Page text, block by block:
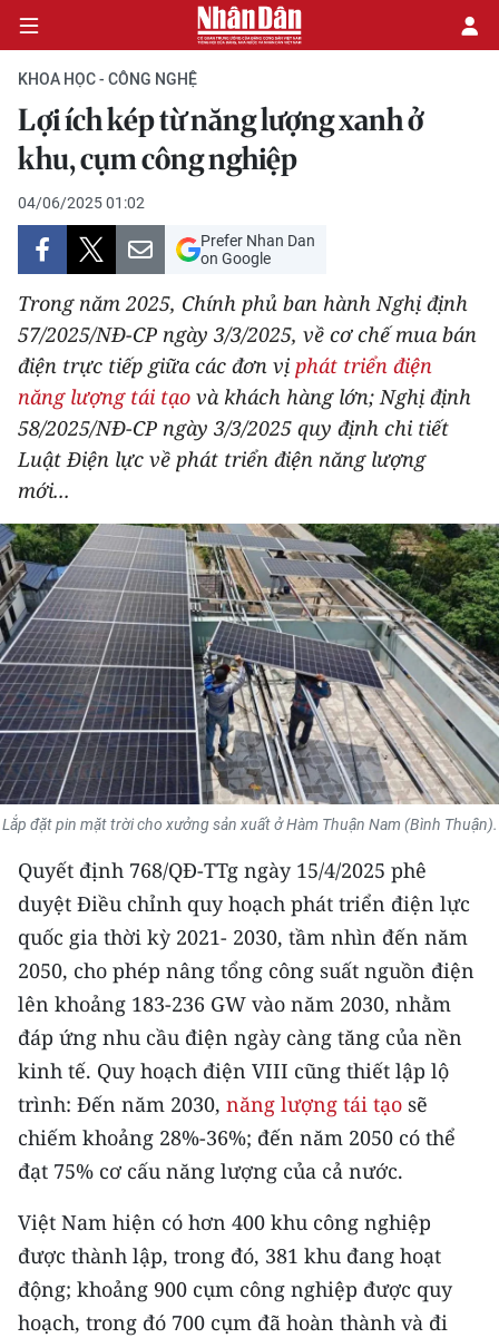
CHÍNH TRỊ
KINH TẾ
VĂN HÓA
XÃ HỘI
PHÁP LUẬT
DU LỊCH
THẾ GIỚI
THỂ THAO
GIÁO DỤC
Y TẾ
KHOA HỌC - CÔNG NGHỆ
MÔI TRƯỜNG
BẠN ĐỌC
TRI THỨC CHUYÊN SÂU
54 DÂN TỘC VIỆT NAM
CHƯƠNG TRÌNH OCOP - MỖI XÃ
MỘT SẢN PHẨM
RADIO
MEDIA CENTER
E-Magazine
Video
Media Chính trị
KHOA HỌC - CÔNG NGHỆ
Lợi ích kép từ năng lượng xanh ở
khu, cụm công nghiệp
04/06/2025 01:02
Prefer Nhan Dan
on Google
Trong năm 2025, Chính phủ ban hành Nghị định
57/2025/NĐ-CP ngày 3/3/2025, về cơ chế mua bán
điện trực tiếp giữa các đơn vị phát triển điện
năng lượng tái tạo và khách hàng lớn; Nghị định
58/2025/NĐ-CP ngày 3/3/2025 quy định chi tiết
Luật Điện lực về phát triển điện năng lượng
mới...
Lắp đặt pin mặt trời cho xưởng sản xuất ở Hàm Thuận Nam (Bình Thuận).
Quyết định 768/QĐ-TTg ngày 15/4/2025 phê
duyệt Điều chỉnh quy hoạch phát triển điện lực
quốc gia thời kỳ 2021- 2030, tầm nhìn đến năm
2050, cho phép nâng tổng công suất nguồn điện
lên khoảng 183-236 GW vào năm 2030, nhằm
đáp ứng nhu cầu điện ngày càng tăng của nền
kinh tế. Quy hoạch điện VIII cũng thiết lập lộ
trình: Đến năm 2030, năng lượng tái tạo sẽ
chiếm khoảng 28%-36%; đến năm 2050 có thể
đạt 75% cơ cấu năng lượng của cả nước.
Việt Nam hiện có hơn 400 khu công nghiệp
được thành lập, trong đó, 381 khu đang hoạt
động; khoảng 900 cụm công nghiệp được quy
hoạch, trong đó 700 cụm đã hoàn thành và đi